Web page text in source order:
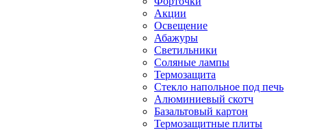
Акции
Освещение
Абажуры
Светильники
Соляные лампы
Термозащита
Стекло напольное под печь
Алюминиевый скотч
Базальтовый картон
Термозащитные плиты